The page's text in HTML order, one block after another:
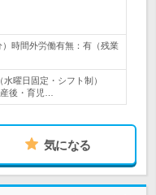
時間外労働有無：有（残業
曜日固定・シフト制）
後・育児…
気になる